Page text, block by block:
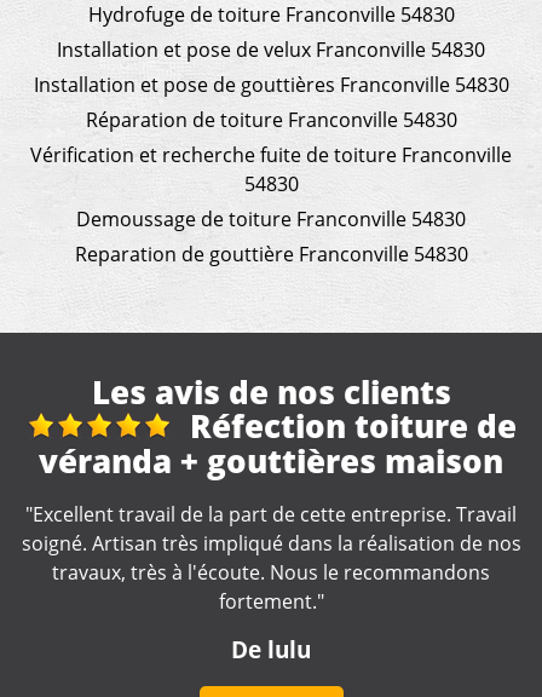
Hydrofuge de toiture Franconville 54830
Installation et pose de velux Franconville 54830
Installation et pose de gouttières Franconville 54830
Réparation de toiture Franconville 54830
Vérification et recherche fuite de toiture Franconville
54830
Demoussage de toiture Franconville 54830
Reparation de gouttière Franconville 54830
Les avis de nos clients
Réfection toiture de
gouttières maison
de la part de cette entreprise. Travail
impliqué dans la réalisation de nos
l'écoute. Nous le recommandons
"Merci, devis